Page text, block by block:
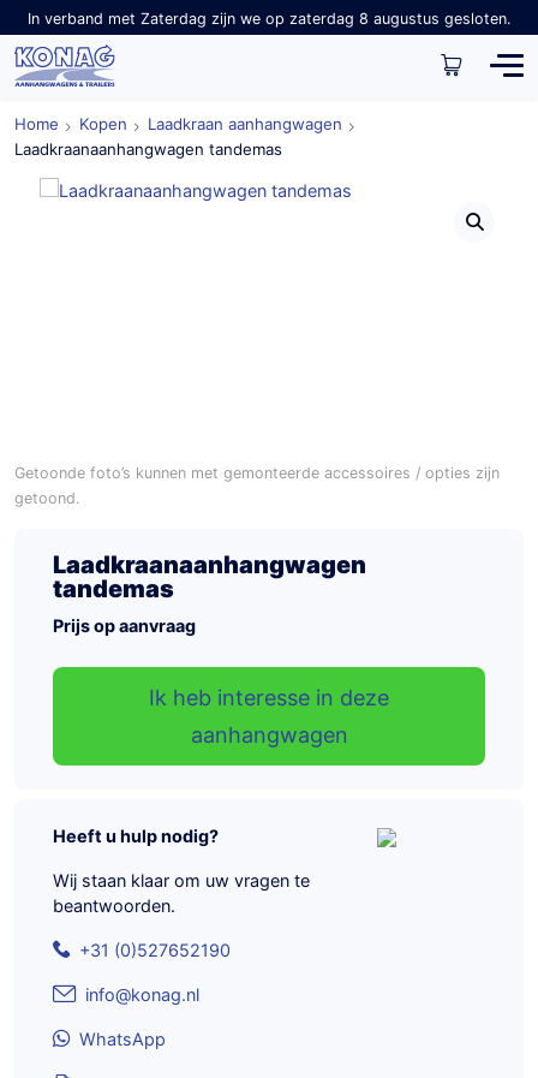
In verband met Zaterdag zijn we op zaterdag 8 augustus gesloten.
Home Kopen
Laadkraan aanhangwagen
Laadkraanaanhangwagen tandemas
Getoonde foto’s kunnen met gemonteerde accessoires / opties zijn
getoond.
Laadkraanaanhangwagen
tandemas
Prijs op aanvraag
Ik heb interesse in deze
aanhangwagen
Heeft u hulp nodig?
Wij staan klaar om uw vragen te
beantwoorden.
+31 (0)527652190
info@konag.nl
WhatsApp